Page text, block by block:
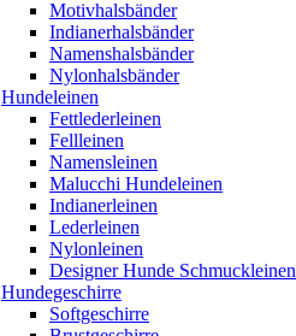
Motivhalsbänder
Indianerhalsbänder
Namenshalsbänder
Nylonhalsbänder
Hundeleinen
Fettlederleinen
Fellleinen
Namensleinen
Malucchi Hundeleinen
Indianerleinen
Lederleinen
Nylonleinen
Designer Hunde Schmuckleinen
Hundegeschirre
Softgeschirre